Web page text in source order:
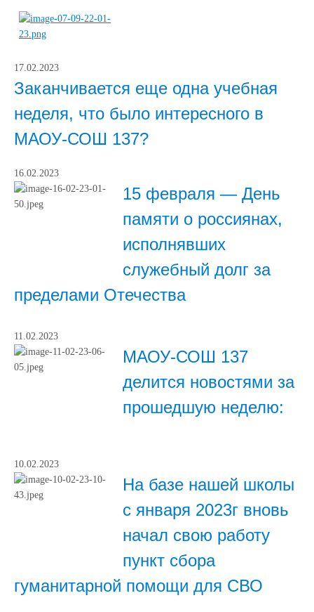
17.02.2023
Заканчивается еще одна учебная
неделя, что было интересного в
МАОУ-СОШ 137?
16.02.2023
15 февраля — День
памяти о россиянах,
исполнявших
служебный долг за
пределами Отечества
11.02.2023
МАОУ-СОШ 137
делится новостями за
прошедшую неделю:
10.02.2023
На базе нашей школы
с января 2023г вновь
начал свою работу
пункт сбора
гуманитарной помощи для СВО